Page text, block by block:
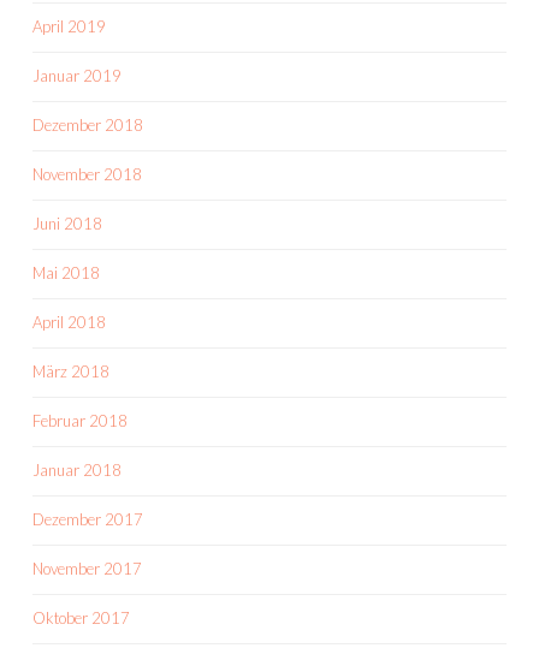
April 2019
Januar 2019
Dezember 2018
November 2018
Juni 2018
Mai 2018
April 2018
März 2018
Februar 2018
Januar 2018
Dezember 2017
November 2017
Oktober 2017